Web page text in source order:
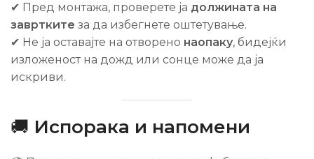
✔ Пред монтажа, проверете ја должината на
завртките за да избегнете оштетување.
✔ Не ја оставајте на отворено наопаку, бидејќи
изложеност на дожд или сонце може да ја
искриви.
🚚 Испорака и напомени